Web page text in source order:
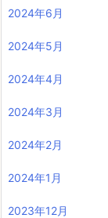
2024年6月
2024年5月
2024年4月
2024年3月
2024年2月
2024年1月
2023年12月